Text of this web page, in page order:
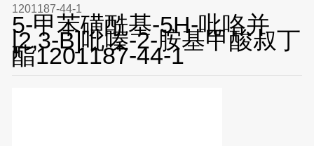
1201187-44-1
5-甲苯磺酰基-5H-吡咯并
[2,3-B]吡嗪-2-胺基甲酸叔丁
酯1201187-44-1